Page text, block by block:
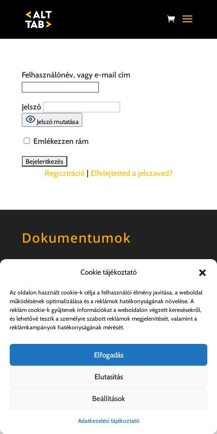
Cookie tájékoztató
Az oldalon használt cookie-k célja a felhasználói élmény javítása, a weboldal
működésének optimalizálása és a reklámok hatékonyságának növelése. A
reklám cookie-k gyűjtenek információkat a weboldalon végzett keresésekről,
és lehetővé teszik a személyre szabott reklámok megjelenítését, valamint a
reklámkampányok hatékonyságának mérését.
Elfogadás
Elutasítás
Beállítások
Adatkezelési tájékoztató
Felhasználónév, vagy e-mail cím
Jelszó
Jelszó mutatása
Emlékezzen rám
Regisztráció| Elfelejtetted a jelszavad?
Dokumentumok
Általános szerződési feltételek
Kovács András e.v. | 57357889-1-33